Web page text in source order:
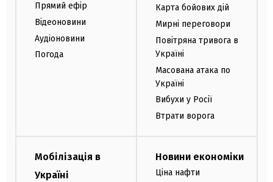
Прямий ефір
Відеоновини
Аудіоновини
Погода
Карта бойових дій
Мирні переговори
Повітряна тривога в
Україні
Масована атака по
Україні
Вибухи у Росії
Втрати ворога
Мобілізація в
Україні
Новини економіки
Ціна нафти